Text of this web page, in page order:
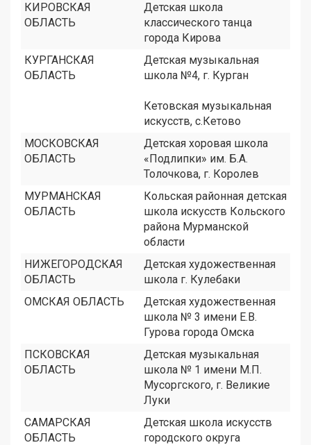
КИРОВСКАЯ
ОБЛАСТЬ
Детская школа
классического танца
города Кирова
КУРГАНСКАЯ
ОБЛАСТЬ
Детская музыкальная
школа №4, г. Курган
Кетовская музыкальная
искусств, с.Кетово
МОСКОВСКАЯ
ОБЛАСТЬ
Детская хоровая школа
«Подлипки» им. Б.А.
Толочкова, г. Королев
МУРМАНСКАЯ
ОБЛАСТЬ
Кольская районная детская
школа искусств Кольского
района Мурманской
области
НИЖЕГОРОДСКАЯ
ОБЛАСТЬ
Детская художественная
школа г. Кулебаки
ОМСКАЯ ОБЛАСТЬ
Детская художественная
школа № 3 имени Е.В.
Гурова города Омска
ПСКОВСКАЯ
ОБЛАСТЬ
Детская музыкальная
школа № 1 имени М.П.
Мусоргского, г. Великие
Луки
САМАРСКАЯ
ОБЛАСТЬ
Детская школа искусств
городского округа